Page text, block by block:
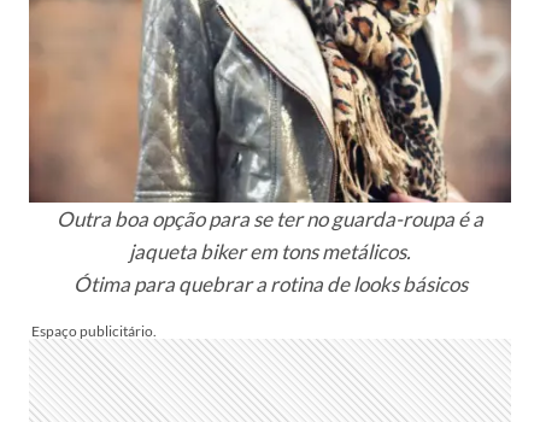
Outra boa opção para se ter no guarda-roupa é a
jaqueta biker em tons metálicos.
Ótima para quebrar a rotina de looks básicos